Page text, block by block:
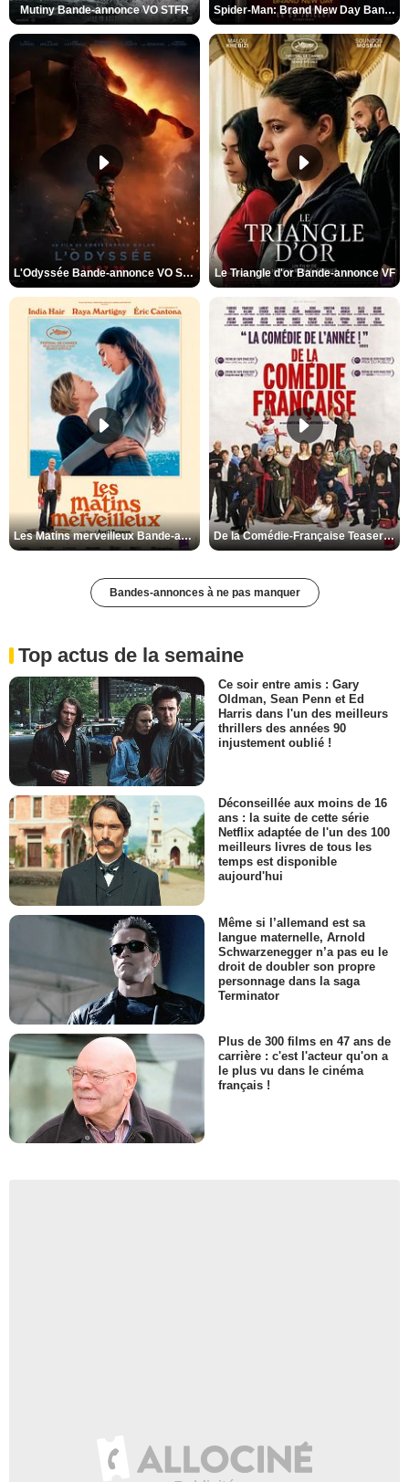
Mutiny Bande-annonce VO STFR Spider-Man: Brand New Day Bande-annonce VO STFR
L'Odyssée Bande-annonce VO STFR Le Triangle d'or Bande-annonce VF
Les Matins merveilleux Bande-annonce VF De la Comédie-Française Teaser VF
Bandes-annonces à ne pas manquer
Top actus de la semaine
Ce soir entre amis : Gary
Oldman, Sean Penn et Ed
Harris dans l'un des meilleurs
thrillers des années 90
injustement oublié !
Déconseillée aux moins de 16
ans : la suite de cette série
Netflix adaptée de l'un des 100
meilleurs livres de tous les
temps est disponible
aujourd'hui
Même si l’allemand est sa
langue maternelle, Arnold
Schwarzenegger n’a pas eu le
droit de doubler son propre
personnage dans la saga
Terminator
Plus de 300 films en 47 ans de
carrière : c'est l'acteur qu'on a
le plus vu dans le cinéma
français !